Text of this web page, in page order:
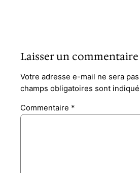
Laisser un commentaire
Votre adresse e-mail ne sera
champs obligatoires sont
Commentaire *